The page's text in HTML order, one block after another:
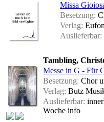
Missa
Besetzung:
Verlag:
Auslieferbar:
Tambling,
Messe in G - Für
Besetzung: Chor
Verlag: Butz
Auslieferbar:
Woche info